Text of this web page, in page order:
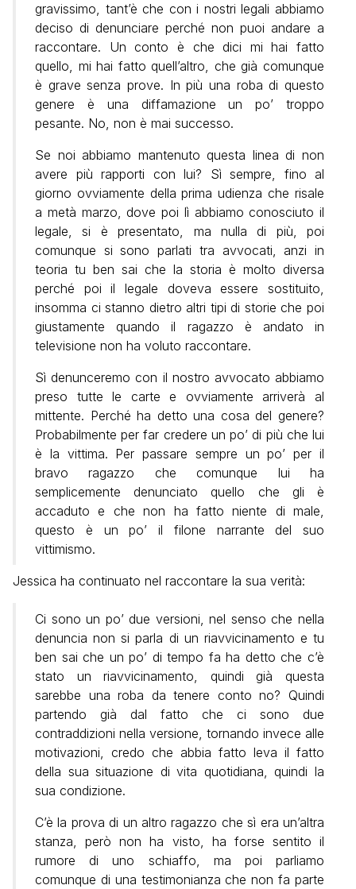
gravissimo, tant’è che con i nostri legali abbiamo
deciso di denunciare perché non puoi andare a
raccontare. Un conto è che dici mi hai fatto
quello, mi hai fatto quell’altro, che già comunque
è grave senza prove. In più una roba di questo
genere è una diffamazione un po’ troppo
pesante. No, non è mai successo.
Se noi abbiamo mantenuto questa linea di non
avere più rapporti con lui? Sì sempre, fino al
giorno ovviamente della prima udienza che risale
a metà marzo, dove poi lì abbiamo conosciuto il
legale, si è presentato, ma nulla di più, poi
comunque si sono parlati tra avvocati, anzi in
teoria tu ben sai che la storia è molto diversa
perché poi il legale doveva essere sostituito,
insomma ci stanno dietro altri tipi di storie che poi
giustamente quando il ragazzo è andato in
televisione non ha voluto raccontare.
Sì denunceremo con il nostro avvocato abbiamo
preso tutte le carte e ovviamente arriverà al
mittente. Perché ha detto una cosa del genere?
Probabilmente per far credere un po’ di più che lui
è la vittima. Per passare sempre un po’ per il
bravo ragazzo che comunque lui ha
semplicemente denunciato quello che gli è
accaduto e che non ha fatto niente di male,
questo è un po’ il filone narrante del suo
vittimismo.
Jessica ha continuato nel raccontare la sua verità:
Ci sono un po’ due versioni, nel senso che nella
denuncia non si parla di un riavvicinamento e tu
ben sai che un po’ di tempo fa ha detto che c’è
stato un riavvicinamento, quindi già questa
sarebbe una roba da tenere conto no? Quindi
partendo già dal fatto che ci sono due
contraddizioni nella versione, tornando invece alle
motivazioni, credo che abbia fatto leva il fatto
della sua situazione di vita quotidiana, quindi la
sua condizione.
C’è la prova di un altro ragazzo che sì era un’altra
stanza, però non ha visto, ha forse sentito il
rumore di uno schiaffo, ma poi parliamo
comunque di una testimonianza che non fa parte